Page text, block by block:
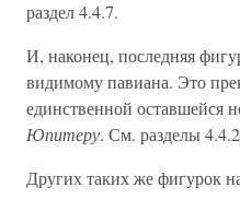
раздел 4.4.7.
И, наконец, последняя
видимому павиана. Это
единственной оставшейся
Юпитеру. См. разделы
Других таких же фигурок